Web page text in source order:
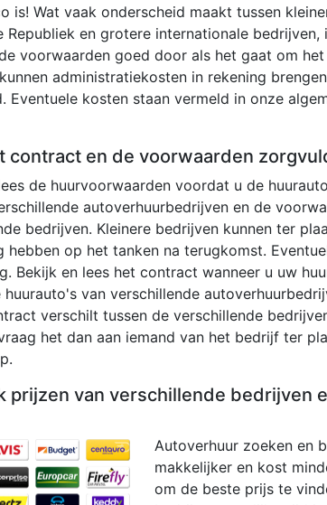
is! Wat vaak onderscheid maakt tussen
Republiek en grotere internationale
voorwaarden goed door als het gaat om
administratiekosten in rekening
Eventuele kosten staan ​​vermeld in onze
contract en de voorwaarden
de huurvoorwaarden voordat u de
autoverhuurbedrijven en de
bedrijven. Kleinere bedrijven kunnen ter
hebben op het tanken na terugkomst.
Bekijk en lees het contract wanneer u uw
van verschillende
verschilt tussen de verschillende
het dan aan iemand van het bedrijf ter
prijzen van verschillende bedrijven
Autoverhuur zoeken en
makkelijker en kost
om de beste prijs te